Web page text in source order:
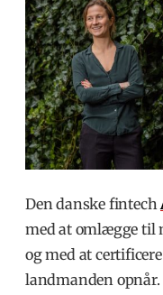
Den danske fintech
med at omlægge til
og med at
landmanden